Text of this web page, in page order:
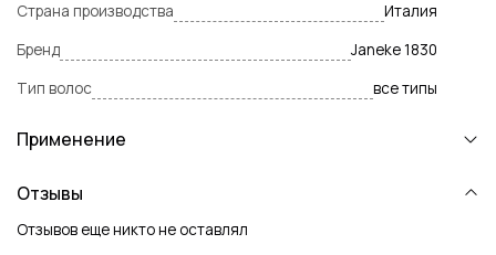
Страна производства
Италия
Бренд
Janeke 1830
Тип волос
все типы
Применение
Отзывы
Отзывов еще никто не оставлял